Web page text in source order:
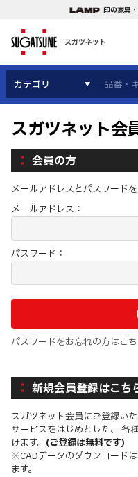
印の家具
スガツネット
カテゴリ
スガツネット会
会員の方
メールアドレスとパスワード
メールアドレス：
パスワード：
パスワードをお忘れの方はこ
新規会員登録はこち
スガツネット会員にご登録い
サービスをはじめとした、 各
けます。 (ご登録は無料です)
※CADデータのダウンロード
ます。